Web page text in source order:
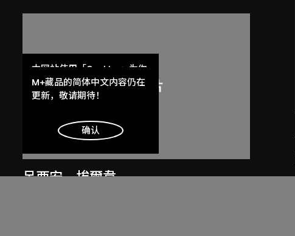
呂西安．埃爾韋
本网站使用「Cookies」为你
提供最好的网站体验。
了解更多
明白
M+藏品的简体中文内容仍在
更新，敬请期待！
确认